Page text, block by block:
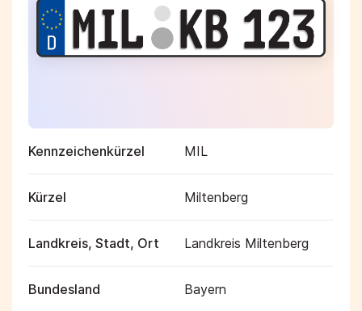
Kennzeichenkürzel MIL
Kürzel Miltenberg
Landkreis, Stadt, Ort Landkreis Miltenberg
Bundesland Bayern